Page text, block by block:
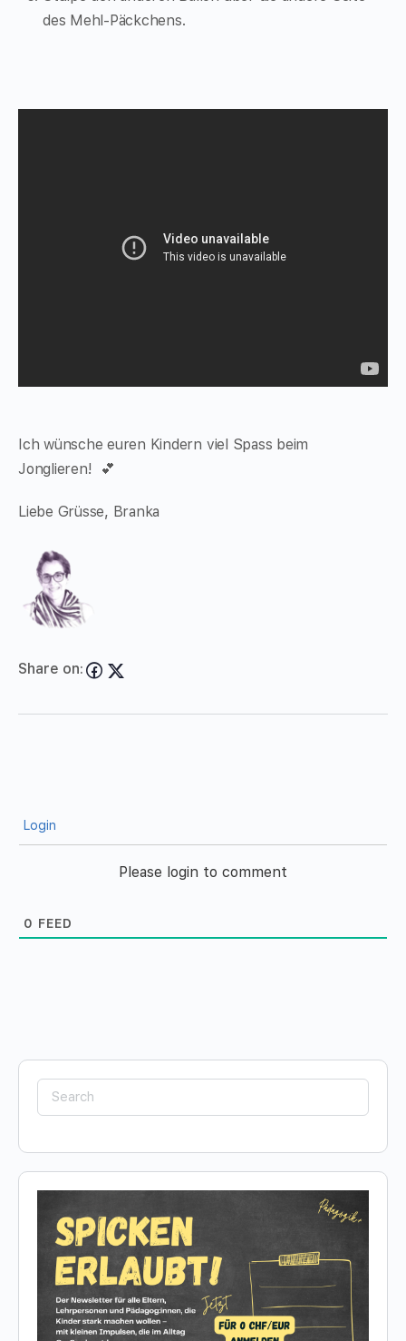
des Mehl-Päckchens.
Ich wünsche euren Kindern viel Spass beim
Jonglieren! 💕
Liebe Grüsse, Branka
Share on:
Login
Please login to comment
0 FEED
Search
for: